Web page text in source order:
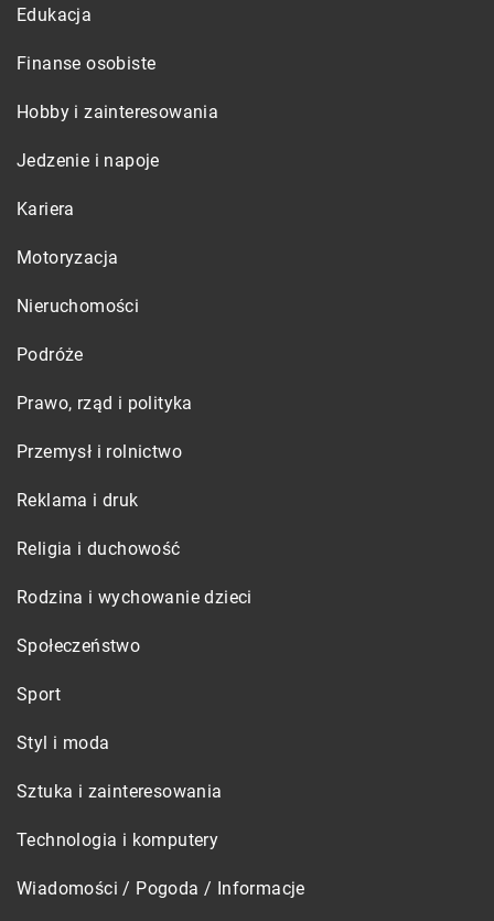
Edukacja
Finanse osobiste
Hobby i zainteresowania
Jedzenie i napoje
Kariera
Motoryzacja
Nieruchomości
Podróże
Prawo, rząd i polityka
Przemysł i rolnictwo
Reklama i druk
Religia i duchowość
Rodzina i wychowanie dzieci
Społeczeństwo
Sport
Styl i moda
Sztuka i zainteresowania
Technologia i komputery
Wiadomości / Pogoda / Informacje